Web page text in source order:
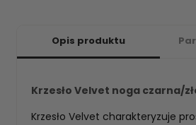
Opis produktu
Krzesło Velvet noga czarna/
Krzesło Velvet charakteryzuje